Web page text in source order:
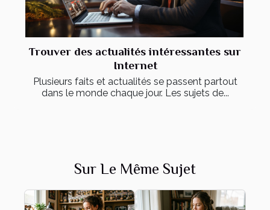
Trouver des actualités intéressantes sur
Internet
Plusieurs faits et actualités se passent partout
dans le monde chaque jour. Les sujets de...
Sur Le Même Sujet